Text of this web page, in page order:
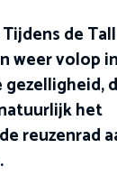
de
weer volop
het
reuzenrad